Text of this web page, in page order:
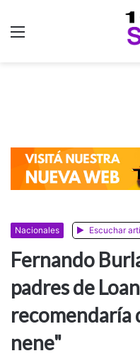
Nacionales Escuchar
Fernando
padres de
recomendaría
nene"